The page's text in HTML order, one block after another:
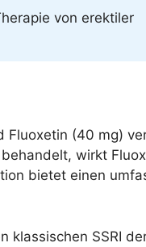
von erektiler
(40 mg)
wirkt
bietet einen
klassischen SSRI